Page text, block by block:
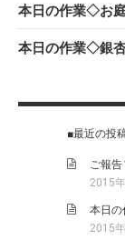
本日の作業◇お
本日の作業◇銀
■最近の投
ご報
2015
本日
2015